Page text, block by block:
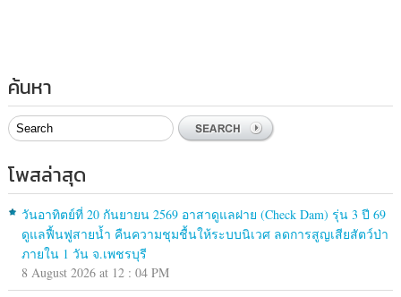
ค้นหา
โพสล่าสุด
วันอาทิตย์ที่ 20 กันยายน 2569 อาสาดูแลฝาย (Check Dam) รุ่น 3 ปี 69
ดูแลฟื้นฟูสายน้ำ คืนความชุมชื้นให้ระบบนิเวศ ลดการสูญเสียสัตว์ป่า
ภายใน 1 วัน จ.เพชรบุรี
8 August 2026 at 12 : 04 PM